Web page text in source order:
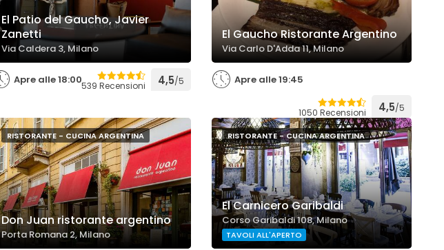
El Patio del Gaucho, Javier
Zanetti
Via Caldera 3, Milano
Apre alle 18:00539 Recensioni 4,5/5
El Gaucho Ristorante Argentino
Via Carlo D'Adda 11, Milano
Apre alle 19:45
1050 Recensioni 4,5/5
RISTORANTE - CUCINA ARGENTINA
Don Juan ristorante argentino
Porta Romana 2, Milano
RISTORANTE - CUCINA ARGENTINA
El Carnicero Garibaldi
Corso Garibaldi 108, Milano
TAVOLI ALL'APERTO